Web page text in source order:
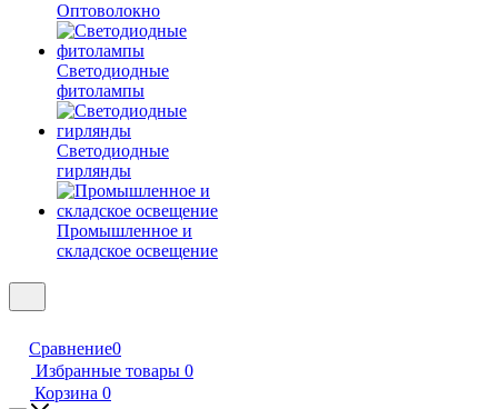
Оптоволокно
Светодиодные
фитолампы
Светодиодные
гирлянды
Промышленное и
складское освещение
Сравнение0
Избранные товары 0
Корзина 0